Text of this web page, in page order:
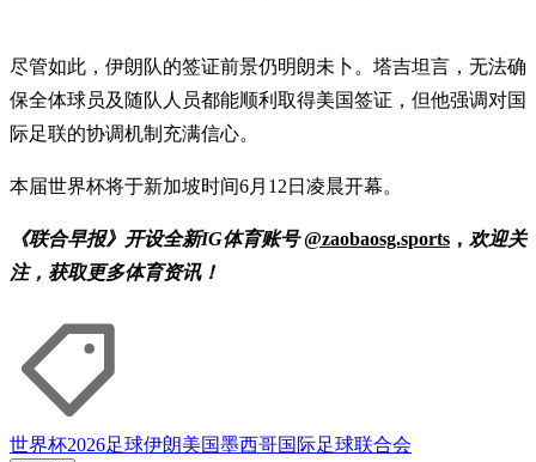
尽管如此，伊朗队的签证前景仍明朗未卜。塔吉坦言，无法确
保全体球员及随队人员都能顺利取得美国签证，但他强调对国
际足联的协调机制充满信心。
本届世界杯将于新加坡时间6月12日凌晨开幕。
《联合早报》开设全新IG体育账号@zaobaosg.sports ， 欢迎关
注，获取更多体育资讯！
世界杯2026足球伊朗美国墨西哥国际足球联合会